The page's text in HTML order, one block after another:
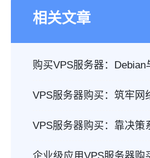
相关文章
购买VPS服务器：Debian
VPS服务器购买：筑牢网
VPS服务器购买：靠决策